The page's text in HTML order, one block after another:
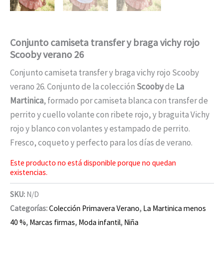
Conjunto camiseta transfer y braga vichy rojo
Scooby verano 26
Conjunto camiseta transfer y braga vichy rojo Scooby
verano 26. Conjunto de la colección Scoobyde La
Martinica, formado por camiseta blanca con transfer de
perrito y cuello volante con ribete rojo, y braguita Vichy
rojo y blanco con volantes y estampado de perrito.
Fresco, coqueto y perfecto para los días de verano.
Este producto no está disponible porque no quedan
existencias.
SKU: N/D
Categorías:Colección Primavera Verano, La Martinica menos
40 %, Marcas firmas, Moda infantil, Niña